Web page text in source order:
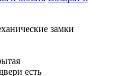
замки
есть